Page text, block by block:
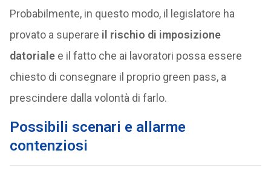
Probabilmente, in questo modo, il legislatore ha
provato a superare il rischio di imposizione
datorialee il fatto che ai lavoratori possa essere
chiesto di consegnare il proprio green pass, a
prescindere dalla volontà di farlo.
Possibili scenari e allarme
contenziosi